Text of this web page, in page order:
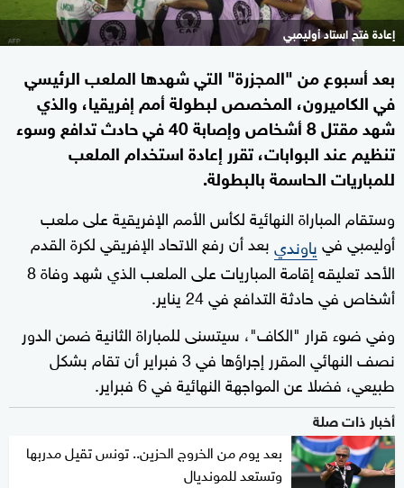
إعادة فتح استاد أوليمبي
بعد أسبوع من "المجزرة" التي شهدها الملعب الرئيسي
في الكاميرون، المخصص لبطولة أمم إفريقيا، والذي
شهد مقتل 8 أشخاص وإصابة 40 في حادث تدافع وسوء
تنظيم عند البوابات، تقرر إعادة استخدام الملعب
للمباريات الحاسمة بالبطولة.
وستقام المباراة النهائية لكأس الأمم الإفريقية على ملعب
أوليمبي فيياونديبعد أن رفع الاتحاد الإفريقي لكرة القدم
الأحد تعليقه إقامة المباريات على الملعب الذي شهد وفاة 8
أشخاص في حادثة التدافع في 24 يناير.
وفي ضوء قرار "الكاف"، سيتسنى للمباراة الثانية ضمن الدور
نصف النهائي المقرر إجراؤها في 3 فبراير أن تقام بشكل
طبيعي، فضلا عن المواجهة النهائية في 6 فبراير.
أخبار ذات صلة
بعد يوم من الخروج الحزين.. تونس تقيل مدربها
وتستعد للمونديال